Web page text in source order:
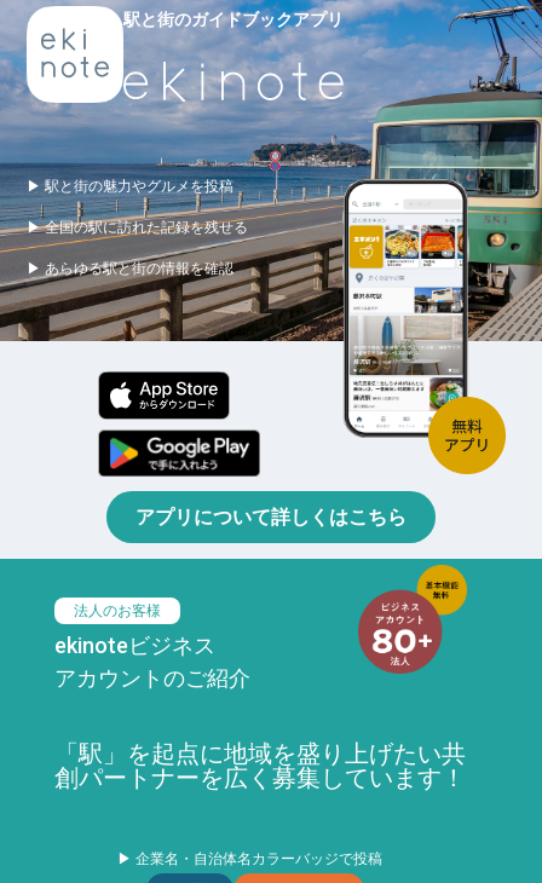
駅と街のガイドブックアプリ
▶ 駅と街の魅力やグルメを投稿
▶ 全国の駅に訪れた記録を残せる
▶ あらゆる駅と街の情報を確認
アプリについて詳しくはこちら
法人のお客様
ekinoteビジネス
アカウントのご紹介
「駅」を起点に地域を盛り上げたい共
創パートナーを広く募集しています！
▶ 企業名・自治体名カラーバッジで投稿